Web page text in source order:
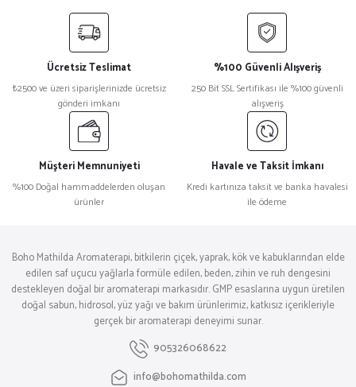
Ücretsiz Teslimat
₺2500 ve üzeri siparişlerinizde ücretsiz
gönderi imkanı
%100 Güvenli Alışveriş
250 Bit SSL Sertifikası ile %100 güvenli
alışveriş
Müşteri Memnuniyeti
%100 Doğal hammaddelerden oluşan
ürünler
Havale ve Taksit İmkanı
Kredi kartınıza taksit ve banka havalesi
ile ödeme
Boho Mathilda Aromaterapi, bitkilerin çiçek, yaprak, kök ve kabuklarından elde
edilen saf uçucu yağlarla formüle edilen, beden, zihin ve ruh dengesini
destekleyen doğal bir aromaterapi markasıdır. GMP esaslarına uygun üretilen
doğal sabun, hidrosol, yüz yağı ve bakım ürünlerimiz, katkısız içerikleriyle
gerçek bir aromaterapi deneyimi sunar.
905326068622
info@bohomathilda.com